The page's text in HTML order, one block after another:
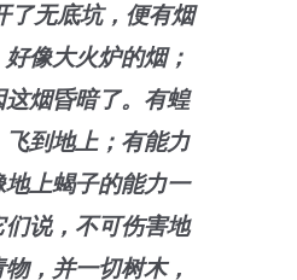
了无底坑，便有烟
像大火炉的烟；
这烟昏暗了。有蝗
飞到地上；有能力
上蝎子的能力一
说，不可伤害地
，并一切树木，